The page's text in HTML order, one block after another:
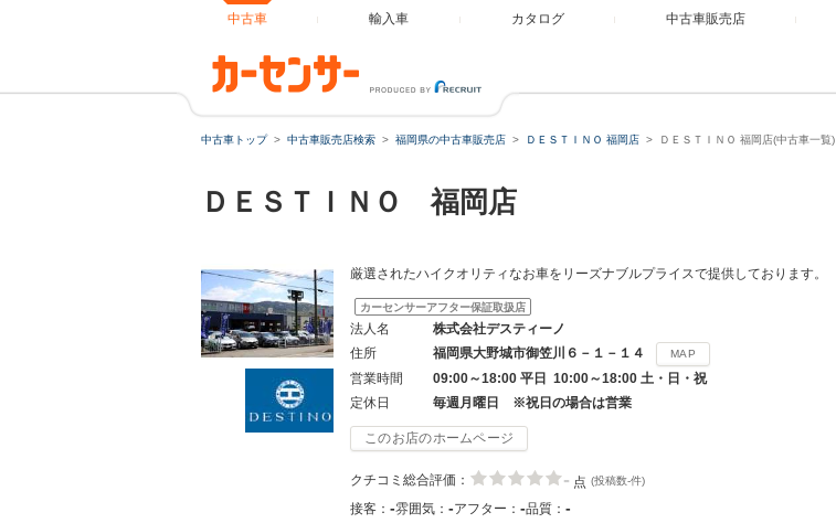
中古車 輸入車 カタログ 中古車販売店
中古車トップ 中古車販売店検索 福岡県の中古車販売店 ＤＥＳＴＩＮＯ 福岡店 ＤＥＳＴＩＮＯ 福岡店(中古車一覧)
ＤＥＳＴＩＮＯ 福岡店
厳選されたハイクオリティなお車をリーズナブルプライスで提供しております。
カーセンサーアフター保証取扱店
法人名
株式会社デスティーノ
住所
福岡県大野城市御笠川６－１－１４ MAP
営業時間
09:00～18:00 平日 10:00～18:00 土・日・祝
定休日
毎週月曜日 ※祝日の場合は営業
このお店のホームページ
クチコミ総合評価： - 点 (投稿数-件)
接客： -雰囲気： -アフター： -品質： -